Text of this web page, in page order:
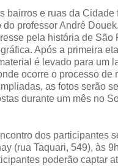
bairros e ruas da Cidade
do professor André
pela história de São
Após a primeira
é levado para um
ocorre o processo de
as fotos serão
durante um mês no
dos participantes
(rua Taquari, 549), às
poderão captar